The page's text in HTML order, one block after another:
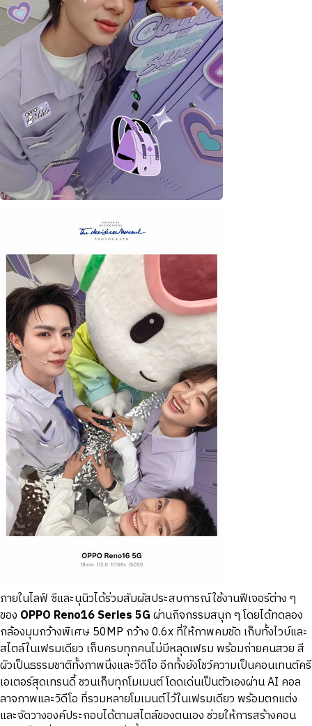
ภายในไลฟ์ ซีและนุนิวได้ร่วมสัมผัสประสบการณ์ใช้งานฟีเจอร์ต่าง ๆ
ของ OPPO Reno16 Series 5Gผ่านกิจกรรมสนุก ๆ โดยได้ทดลอง
กล้องมุมกว้างพิเศษ 50MP กว้าง 0.6x ที่ให้ภาพคมชัด เก็บทั้งไวบ์และ
สไตล์ในเฟรมเดียว เก็บครบทุกคนไม่มีหลุดเฟรม พร้อมถ่ายคนสวย สี
ผิวเป็นธรรมชาติทั้งภาพนิ่งและวิดีโอ อีกทั้งยังโชว์ความเป็นคอนเทนต์ครี
เอเตอร์สุดเทรนดี้ ชวนเก็บทุกโมเมนต์ โดดเด่นเป็นตัวเองผ่าน AI คอล
ลาจภาพและวิดีโอ ที่รวมหลายโมเมนต์ไว้ในเฟรมเดียว พร้อมตกแต่ง
และจัดวางองค์ประกอบได้ตามสไตล์ของตนเอง ช่วยให้การสร้างคอน